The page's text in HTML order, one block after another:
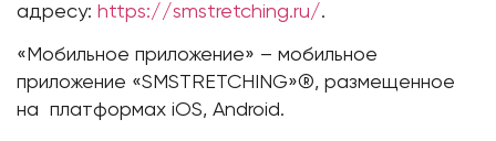
адресу: https://smstretching.ru/.
«Мобильное приложение» – мобильное
приложение «SMSTRETCHING»®, размещенное
на платформах iOS, Android.